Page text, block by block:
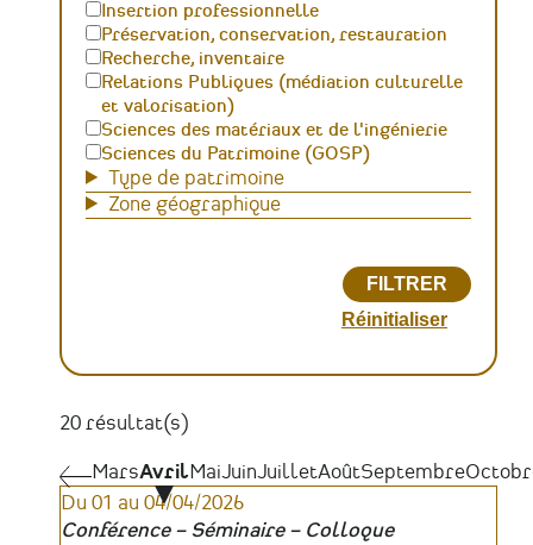
20 résultat(s)
Pagination
MarsMarsAvrilMaiJuinJuilletAoûtSeptembre
Du 01 au 04/04/2026
Conférence – Séminaire – Colloque
Insertion professionnelle
Préservation, conservation, restauration
Recherche, inventaire
Relations Publiques (médiation culturelle
et valorisation)
Sciences des matériaux et de l'ingénierie
Sciences du Patrimoine (GOSP)
Type de patrimoine
Zone géographique